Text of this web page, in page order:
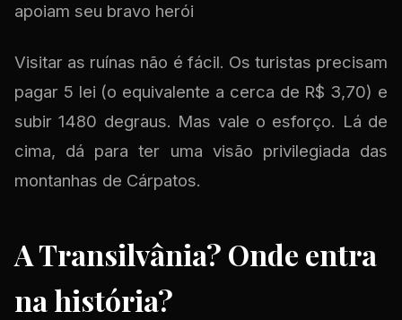
apoiam seu bravo herói
Visitar as ruínas não é fácil. Os turistas precisam
pagar 5 lei (o equivalente a cerca de R$ 3,70) e
subir 1480 degraus. Mas vale o esforço. Lá de
cima, dá para ter uma visão privilegiada das
montanhas de Cárpatos.
A Transilvânia? Onde entra
na história?